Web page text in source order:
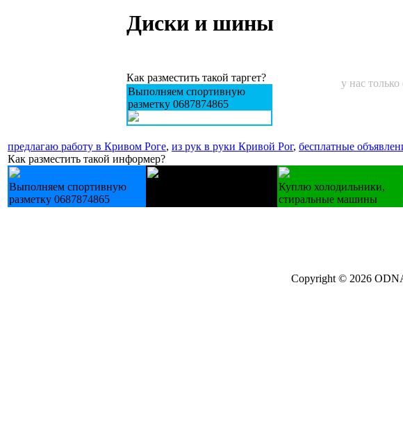
Диски и шины
Как разместить такой таргет?
Выполняем спортивную
разметку 0687874865
у нас
предлагаю работу в Кривом Роге, из рук в руки Кривой Рог, бесплатные
Как разместить такой информер?
Выполняем спортивную
разметку 0687874865
Куплю холодильники,
стиральные машины
Copyright © 2026